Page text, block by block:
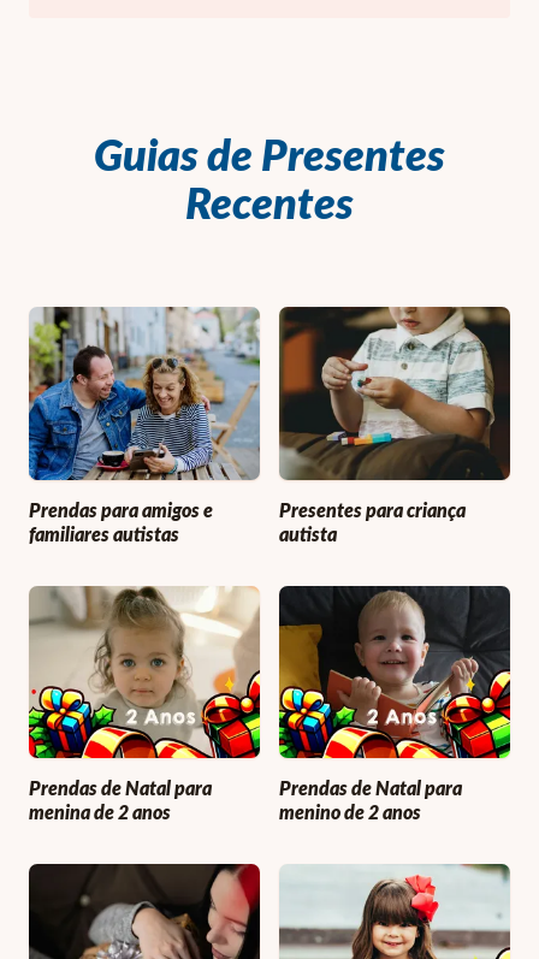
Guias de Presentes
Recentes
Prendas para amigos e
familiares autistas
Presentes para criança
autista
Prendas de Natal para
menina de 2 anos
Prendas de Natal para
menino de 2 anos